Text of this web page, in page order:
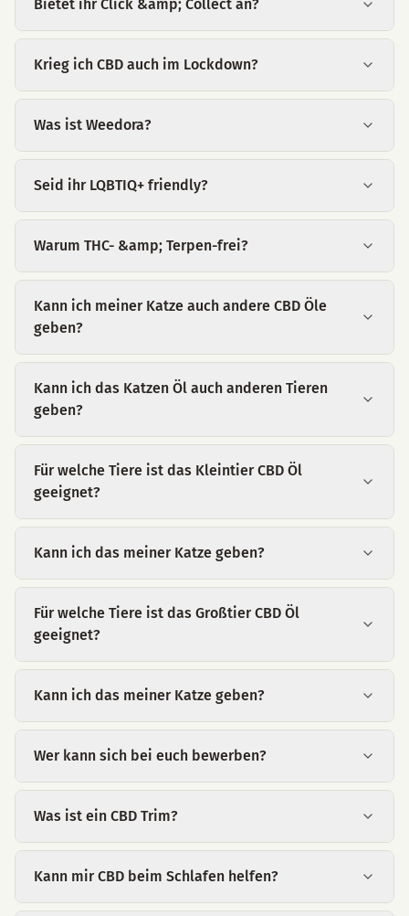
Bietet ihr Click &amp; Collect an?
Krieg ich CBD auch im Lockdown?
Was ist Weedora?
Seid ihr LQBTIQ+ friendly?
Warum THC- &amp; Terpen-frei?
Kann ich meiner Katze auch andere CBD Öle
geben?
Kann ich das Katzen Öl auch anderen Tieren
geben?
Für welche Tiere ist das Kleintier CBD Öl
geeignet?
Kann ich das meiner Katze geben?
Für welche Tiere ist das Großtier CBD Öl
geeignet?
Kann ich das meiner Katze geben?
Wer kann sich bei euch bewerben?
Was ist ein CBD Trim?
Kann mir CBD beim Schlafen helfen?